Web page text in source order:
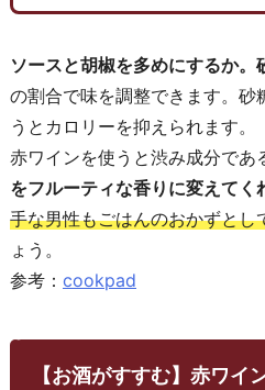
ソースと胡椒を多めにするか。
の割合で味を調整できます。砂
うとカロリーを抑えられます。
赤ワインを使うと渋み成分であ
をフルーティな香りに変えてく
手な男性もごはんのおかずとし
ょう。
参考： cookpad
【お酒がすすむ】赤ワイ